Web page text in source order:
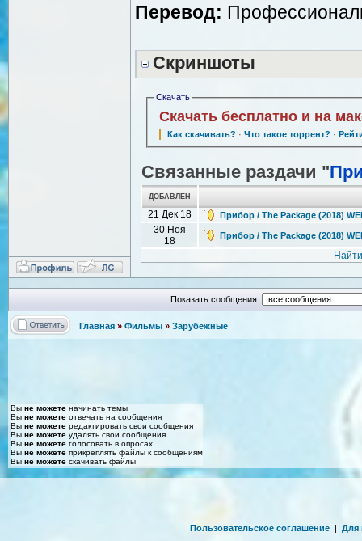
Перевод:
Скриншоты
Скачать
Скачать бесплатно и на
Как скачивать? · Что такое торрент? ·
Связанные раздачи "
ДОБАВЛЕН
21 Дек 18 Прибор / The Package (2018)
30 Ноя
18
Прибор / The Package (2018)
Показать сообщения:
Главная » Фильмы » Зарубежные
Вы не можете начинать темы
Вы не можете отвечать на сообщения
Вы не можете редактировать свои сообщения
Вы не можете удалять свои сообщения
Вы не можете голосовать в опросах
Вы не можете прикреплять файлы к сообщениям
Вы не можете скачивать файлы
Пользовательское соглашение | Для